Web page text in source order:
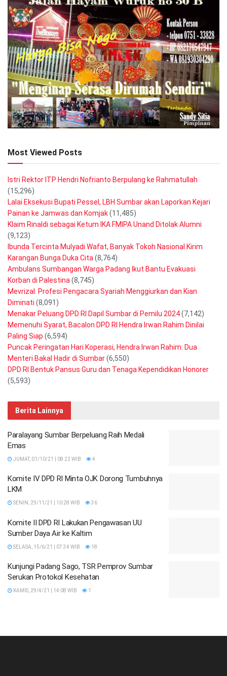
Most Viewed Posts
Istri Rektor ITP Hendri Nofrianto Berpulang ke Rahmatullah
(15,296)
Lalai Eksekusi Bupati Pessel, LBH Sumbar akan Laporkan Kejari
Painan ke Jamwas dan Komjak(11,485)
Klaim Rinaldi sebagai Ketum IKA FMIPA Unand Ditolak Alumni
(9,123)
Ibunda Tercinta Mulyadi Wafat, Banyak Tokoh Nasional Kirim
Karangan Bunga Duka Cita (8,764)
Ambulans Sumbangan Warga Padang Ikut Bantu Evakuasi
Korban di Palestina (8,745)
Mevrizal: Profesi Pengacara Syariah Menggiurkan dan Kian
Diminati (8,091)
Menakar Peluang DPD RI Dapil Sumbar di Pemilu 2024(7,142)
Memenuhi Syarat, Bacalon DPD RI Hendra Irwan Rahim Dinilai
Paling Siap (6,594)
Puncak Peringatan Hari Koperasi, Hendra Irwan Rahim: Dua
Menteri Bakal Hadir di Sumbar(6,550)
DPD RI Bentuk Pansus Guru dan Tenaga Kependidikan Honorer
(5,593)
Berita Lainnya
Paralayang Sumbar Berpeluang Raih Medali
Emas
JUMAT, 01/10/21 | 08:22 WIB 4
Komite IV DPD RI Minta OJK Dorong Tumbuhnya
LKM
SENIN, 29/11/21 | 10:28 WIB 36
Komite II DPD RI Lakukan Pengawasan UU
Sumber Daya Air ke Kaltim
SELASA, 15/6/21 | 07:34 WIB 18
Kunjungi Padang Sago, TSR Pemprov Sumbar
Serukan Protokol Kesehatan
KAMIS, 29/4/21 | 14:08 WIB 1